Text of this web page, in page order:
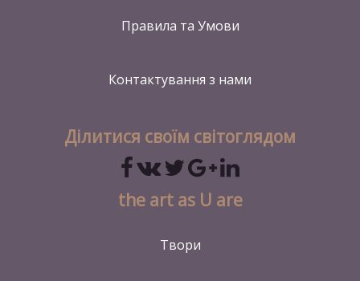
Правила та Умови
Контактування з нами
Ділитися своїм світоглядом
the art as U are
Твори